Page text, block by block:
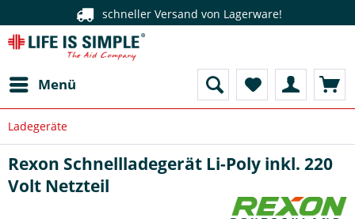
schneller Versand von Lagerware!
Menü
Ladegeräte
Rexon Schnellladegerät Li-Poly inkl. 220
Volt Netzteil